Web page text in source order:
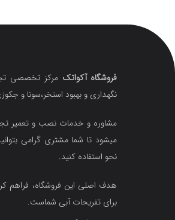
فروشگاه آکواتک مرکز تخصصی
نگهداری و بهبود استخر،سونا و
مشاوره و خدمات نصب و تعمیر
میشود تا شما مشتری گرامی
نحو استفاده کنید.
هدف اصلی این فروشگاه‌،
برای تفریحات آبی شماست.